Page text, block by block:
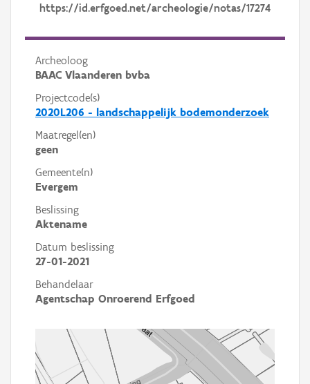
https://id.erfgoed.net/archeologie/notas/17274
Archeoloog
BAAC Vlaanderen bvba
Projectcode(s)
2020L206 - landschappelijk bodemonderzoek
Maatregel(en)
geen
Gemeente(n)
Evergem
Beslissing
Aktename
Datum beslissing
27-01-2021
Behandelaar
Agentschap Onroerend Erfgoed